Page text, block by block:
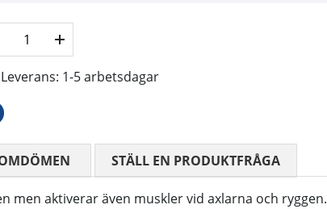
Leverans: 1-5 arbetsdagar
men aktiverar även muskler vid axlarna och ryggen.
MEDELBETYG 0 AV 5 ANTAL BETYG 0
STÄLL EN PRODUKTFRÅGA